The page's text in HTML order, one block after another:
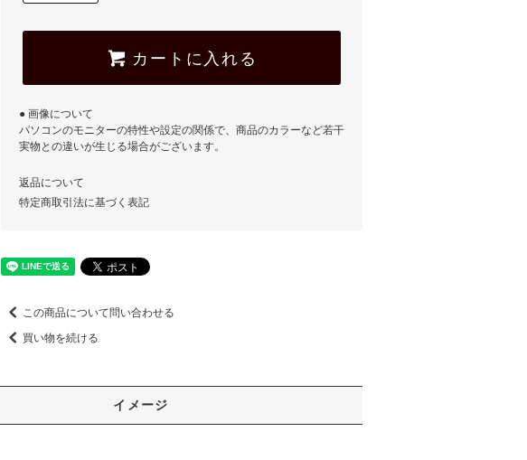
カートに入れる
● 画像について
パソコンのモニターの特性や設定の関係で、商品のカラーなど若干
実物との違いが生じる場合がございます。
返品について
特定商取引法に基づく表記
この商品について問い合わせる
買い物を続ける
イメージ